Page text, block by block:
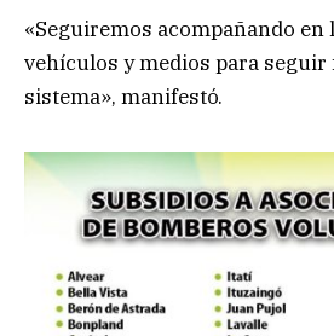
«Seguiremos acompañando en
vehículos y medios para
sistema», manifestó.